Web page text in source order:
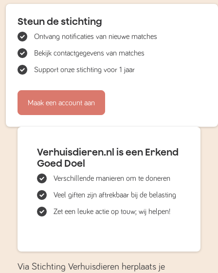
Steun de stichting
Ontvang notificaties van nieuwe matches
Bekijk contactgegevens van matches
Support onze stichting voor 1 jaar
Maak een account aan
Verhuisdieren.nl is een Erkend
Goed Doel
Verschillende manieren om te doneren
Veel giften zijn aftrekbaar bij de belasting
Zet een leuke actie op touw; wij helpen!
Via Stichting Verhuisdieren herplaats je